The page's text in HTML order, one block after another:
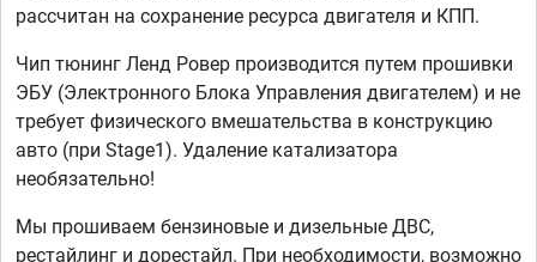
рассчитан на сохранение ресурса двигателя и КПП.
Чип тюнинг Ленд Ровер производится путем прошивки
ЭБУ (Электронного Блока Управления двигателем) и не
требует физического вмешательства в конструкцию
авто (при Stage1). Удаление катализатора
необязательно!
Мы прошиваем бензиновые и дизельные ДВС,
рестайлинг и дорестайл. При необходимости, возможно